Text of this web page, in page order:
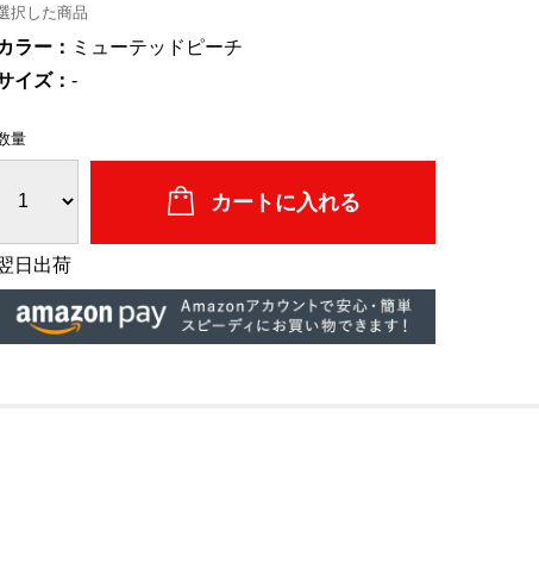
択した商品
ラー： ミューテッドピーチ
イズ： -
量
日出荷